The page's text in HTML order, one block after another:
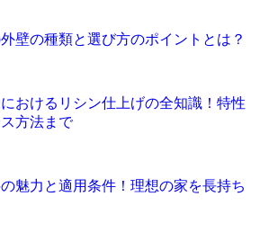
壁の種類と選び方のポイントとは？
おけるリシン仕上げの全知識！特性
方法まで
魅力と適用条件！理想の家を長持ち